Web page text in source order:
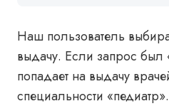
Наш пользователь
выдачу. Если запрос был
попадает на выдачу
специальности